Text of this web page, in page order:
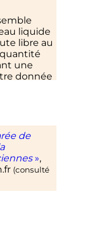
liquide
libre au
une
donnée
de
à vol
dite
a été
de
»,
(consulté